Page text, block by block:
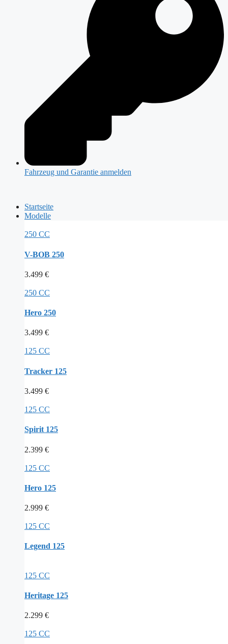
Fahrzeug und Garantie anmelden
Startseite
Modelle
250 CC
V-BOB 250
3.499 €
250 CC
Hero 250
3.499 €
125 CC
Tracker 125
3.499 €
125 CC
Spirit 125
2.399 €
125 CC
Hero 125
2.999 €
125 CC
Legend 125
125 CC
Heritage 125
2.299 €
125 CC